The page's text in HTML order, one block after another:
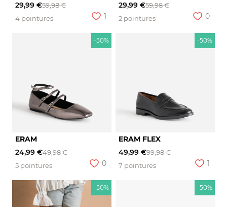
29,99 €59,98 €
4 pointures
1
29,99 €59,98 €
2 pointures
0
-50%
ERAM
24,99 €49,98 €
5 pointures
0
-50%
ERAM FLEX
49,99 €99,98 €
7 pointures
1
-50% -50%